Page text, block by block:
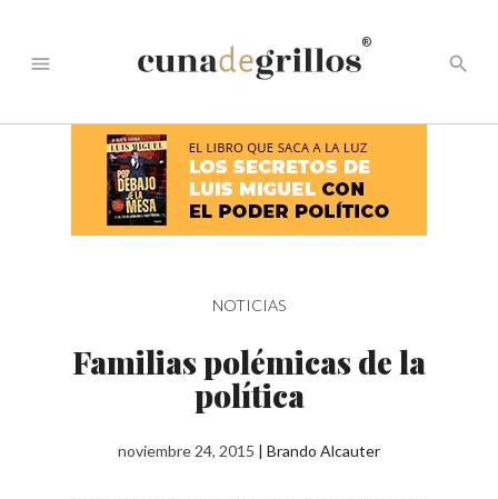
menu
®
search
NOTICIAS
Familias polémicas de la
política
noviembre 24, 2015 | Brando Alcauter